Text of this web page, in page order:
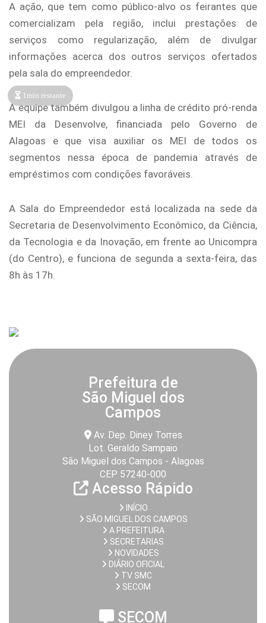
1min restante
A ação, que tem como público-alvo os feirantes que
comercializam pela região, inclui prestações de
serviços como regularização, além de divulgar
informações acerca dos outros serviços ofertados
pela sala do empreendedor.
A equipe também divulgou a linha de crédito pró-renda
MEI da Desenvolve, financiada pelo Governo de
Alagoas e que visa auxiliar os MEI de todos os
segmentos nessa época de pandemia através de
empréstimos com condições favoráveis.
A Sala do Empreendedor está localizada na sede da
Secretaria de Desenvolvimento Econômico, da Ciência,
da Tecnologia e da Inovação, em frente ao Unicompra
(do Centro), e funciona de segunda a sexta-feira, das
8h às 17h.
Prefeitura de
São Miguel dos
Campos
Av. Dep. Diney Torres
Lot. Geraldo Sampaio
São Miguel dos Campos - Alagoas
CEP 57240-000
Acesso Rápido
INÍCIO
SÃO MIGUEL DOS CAMPOS
A PREFEITURA
SECRETARIAS
NOVIDADES
DIÁRIO OFICIAL
TV SMC
SECOM
SECOM